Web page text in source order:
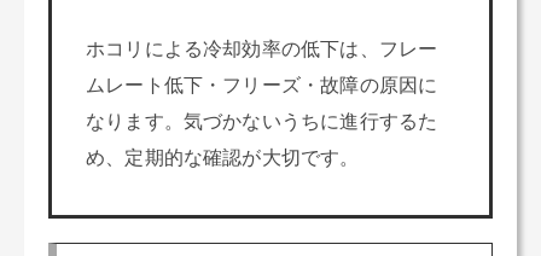
ホコリによる冷却効率の低下は、フレー
ムレート低下・フリーズ・故障の原因に
なります。気づかないうちに進行するた
め、定期的な確認が大切です。